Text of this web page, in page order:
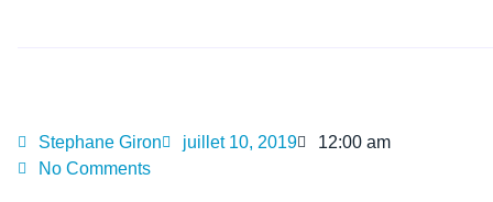
Stephane Giron juillet 10, 2019
12:00 am
No Comments